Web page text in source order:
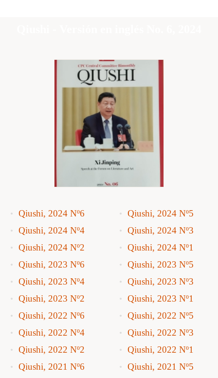
Qiushi, 2024 Nº6
Qiushi, 2024 Nº5
Qiushi, 2024 Nº4
Qiushi, 2024 Nº3
Qiushi, 2024 Nº2
Qiushi, 2024 Nº1
Qiushi, 2023 Nº6
Qiushi, 2023 Nº5
Qiushi, 2023 Nº4
Qiushi, 2023 Nº3
Qiushi, 2023 Nº2
Qiushi, 2023 Nº1
Qiushi, 2022 Nº6
Qiushi, 2022 Nº5
Qiushi, 2022 Nº4
Qiushi, 2022 Nº3
Qiushi, 2022 Nº2
Qiushi, 2022 Nº1
Qiushi, 2021 Nº6
Qiushi, 2021 Nº5